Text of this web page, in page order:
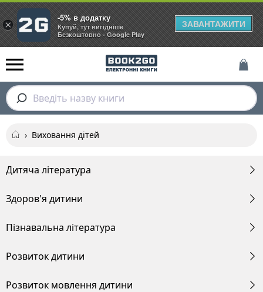
Введіть назву книги
› Виховання дітей
Дитяча література
Здоров'я дитини
Пізнавальна література
Розвиток дитини
Розвиток мовлення дитини
×
-5% в додатку
Купуй, тут вигідніше
Безкоштовно - Google Play
ЗАВАНТАЖИТИ